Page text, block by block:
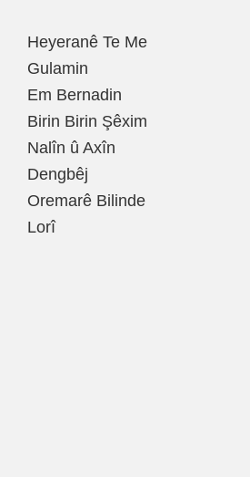
Heyeranê Te Me
Gulamin
Em Bernadin
Birin Birin Şêxim
Nalîn û Axîn
Dengbêj
Oremarê Bilinde
Lorî